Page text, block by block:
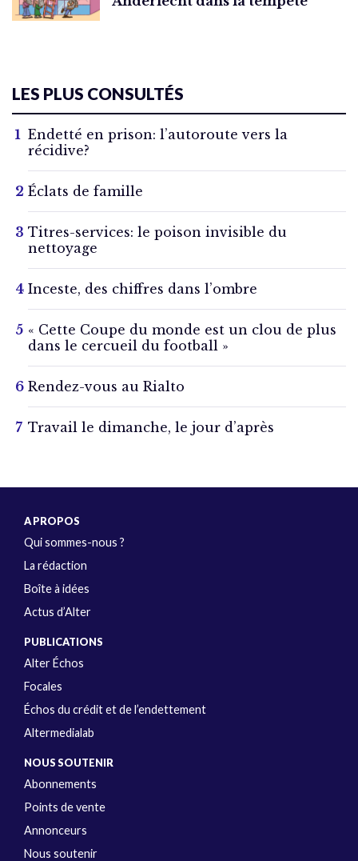
LES PLUS CONSULTÉS
Endetté en prison: l’autoroute vers la
récidive?
Éclats de famille
Titres-services: le poison invisible du
nettoyage
Inceste, des chiffres dans l’ombre
« Cette Coupe du monde est un clou de plus
dans le cercueil du football »
Rendez-vous au Rialto
Travail le dimanche, le jour d’après
A PROPOS
Qui sommes-nous ?
La rédaction
Boîte à idées
Actus d’Alter
PUBLICATIONS
Alter Échos
Focales
Échos du crédit et de l’endettement
Altermedialab
NOUS SOUTENIR
Abonnements
Points de vente
Annonceurs
Nous soutenir